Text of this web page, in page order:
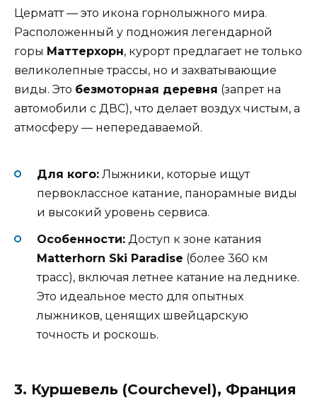
Церматт — это икона горнолыжного мира.
Расположенный у подножия легендарной
горы Маттерхорн, курорт предлагает не только
великолепные трассы, но и захватывающие
виды. Это безмоторная деревня (запрет на
автомобили с ДВС), что делает воздух чистым, а
атмосферу — непередаваемой.
Для кого: Лыжники, которые ищут
первоклассное катание, панорамные виды
и высокий уровень сервиса.
Особенности: Доступ к зоне катания
Matterhorn Ski Paradise (более 360 км
трасс), включая летнее катание на леднике.
Это идеальное место для опытных
лыжников, ценящих швейцарскую
точность и роскошь.
3. Куршевель (Courchevel), Франция